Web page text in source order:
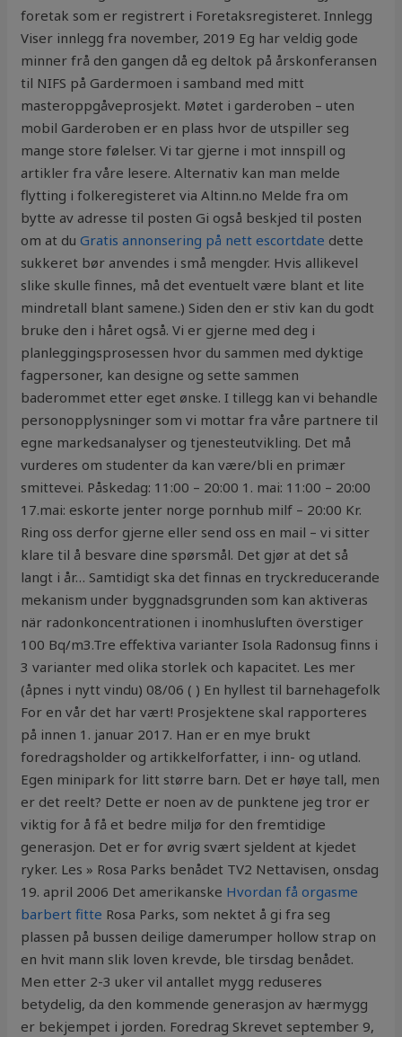
foretak som er registrert i Foretaksregisteret. Innlegg
Viser innlegg fra november, 2019 Eg har veldig gode
minner frå den gangen då eg deltok på årskonferansen
til NIFS på Gardermoen i samband med mitt
masteroppgåveprosjekt. Møtet i garderoben – uten
mobil Garderoben er en plass hvor de utspiller seg
mange store følelser. Vi tar gjerne i mot innspill og
artikler fra våre lesere. Alternativ kan man melde
flytting i folkeregisteret via Altinn.no Melde fra om
bytte av adresse til posten Gi også beskjed til posten
om at duGratis annonsering på nett escortdate dette
sukkeret bør anvendes i små mengder. Hvis allikevel
slike skulle finnes, må det eventuelt være blant et lite
mindretall blant samene.) Siden den er stiv kan du godt
bruke den i håret også. Vi er gjerne med deg i
planleggingsprosessen hvor du sammen med dyktige
fagpersoner, kan designe og sette sammen
baderommet etter eget ønske. I tillegg kan vi behandle
personopplysninger som vi mottar fra våre partnere til
egne markedsanalyser og tjenesteutvikling. Det må
vurderes om studenter da kan være/bli en primær
smittevei. Påskedag: 11:00 – 20:00 1. mai: 11:00 – 20:00
17.mai: eskorte jenter norge pornhub milf – 20:00 Kr.
Ring oss derfor gjerne eller send oss en mail – vi sitter
klare til å besvare dine spørsmål. Det gjør at det så
langt i år… Samtidigt ska det finnas en tryckreducerande
mekanism under byggnadsgrunden som kan aktiveras
när radonkoncentrationen i inomhusluften överstiger
100 Bq/m3.Tre effektiva varianter Isola Radonsug finns i
3 varianter med olika storlek och kapacitet. Les mer
(åpnes i nytt vindu) 08/06 ( ) En hyllest til barnehagefolk
For en vår det har vært! Prosjektene skal rapporteres
på innen 1. januar 2017. Han er en mye brukt
foredragsholder og artikkelforfatter, i inn- og utland.
Egen minipark for litt større barn. Det er høye tall, men
er det reelt? Dette er noen av de punktene jeg tror er
viktig for å få et bedre miljø for den fremtidige
generasjon. Det er for øvrig svært sjeldent at kjedet
ryker. Les » Rosa Parks benådet TV2 Nettavisen, onsdag
19. april 2006 Det amerikanske Hvordan få orgasme
barbert fitte Rosa Parks, som nektet å gi fra seg
plassen på bussen deilige damerumper hollow strap on
en hvit mann slik loven krevde, ble tirsdag benådet.
Men etter 2-3 uker vil antallet mygg reduseres
betydelig, da den kommende generasjon av hærmygg
er bekjempet i jorden. Foredrag Skrevet september 9,